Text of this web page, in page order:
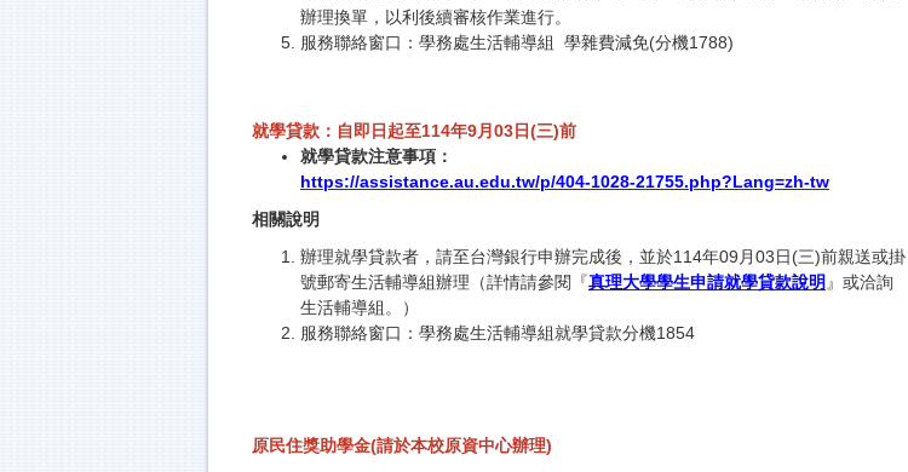
辦理換單，以利後續審核作業進行。
服務聯絡窗口：學務處生活輔導組 學雜費減免(分機1788)
就學貸款：自即日起至114年9月03日(三)前
就學貸款注意事項：
https://assistance.au.edu.tw/p/404-1028-21755.php?Lang=zh-tw
相關說明
辦理就學貸款者，請至台灣銀行申辦完成後，並於114年09月03日(三)前親送或掛
號郵寄生活輔導組辦理（詳情請參閱『真理大學學生申請就學貸款說明 』或洽詢
生活輔導組。）
服務聯絡窗口：學務處生活輔導組就學貸款分機1854
原民住獎助學金(請於本校原資中心辦理)